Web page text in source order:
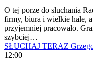
O tej porze do słuchania
firmy, biura i wielkie hale,
przyjemniej pracowało.
szybciej…
SŁUCHAJ TERAZ
12:00